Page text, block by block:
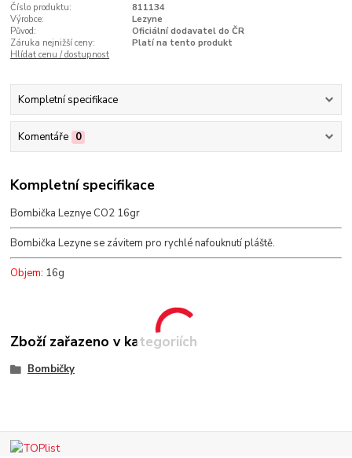
Číslo produktu:
811134
Výrobce:
Lezyne
Původ:
Oficiální dodavatel do ČR
Záruka nejnižší ceny:
Platí na tento produkt
Hlídat cenu / dostupnost
Kompletní specifikace
Komentáře 0
Kompletní specifikace
Bombička Leznye CO2 16gr
Bombička Lezyne se závitem pro rychlé nafouknutí pláště.
Objem: 16g
Zboží zařazeno v kategoriích
Bombičky